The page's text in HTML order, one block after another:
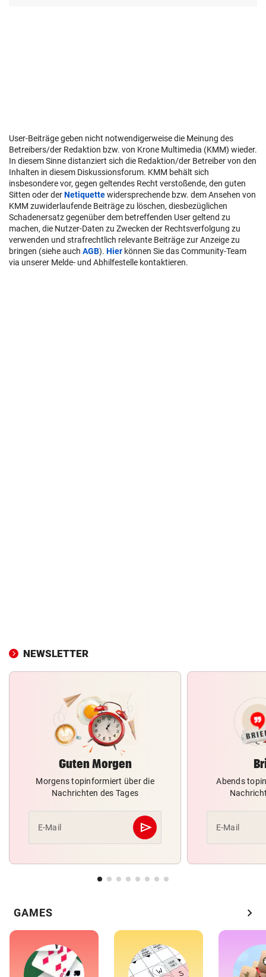
User-Beiträge geben nicht notwendigerweise die Meinung des
Betreibers/der Redaktion bzw. von Krone Multimedia (KMM) wieder.
In diesem Sinne distanziert sich die Redaktion/der Betreiber von den
Inhalten in diesem Diskussionsforum. KMM behält sich
insbesondere vor, gegen geltendes Recht verstoßende, den guten
Sitten oder derNetiquettewidersprechende bzw. dem Ansehen von
KMM zuwiderlaufende Beiträge zu löschen, diesbezüglichen
Schadenersatz gegenüber dem betreffenden User geltend zu
machen, die Nutzer-Daten zu Zwecken der Rechtsverfolgung zu
verwenden und strafrechtlich relevante Beiträge zur Anzeige zu
bringen (siehe auch AGB). Hier können Sie das Community-Team
via unserer Melde- und Abhilfestelle kontaktieren.
NEWSLETTER
Guten Morgen
Morgens topinformiert über die
Nachrichten des Tages
E-Mail send
Abschicken
Abends
E-Mail
GAMES chevron_right